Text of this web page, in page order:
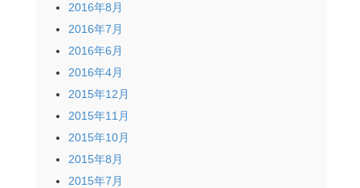
2016年8月
2016年7月
2016年6月
2016年4月
2015年12月
2015年11月
2015年10月
2015年8月
2015年7月